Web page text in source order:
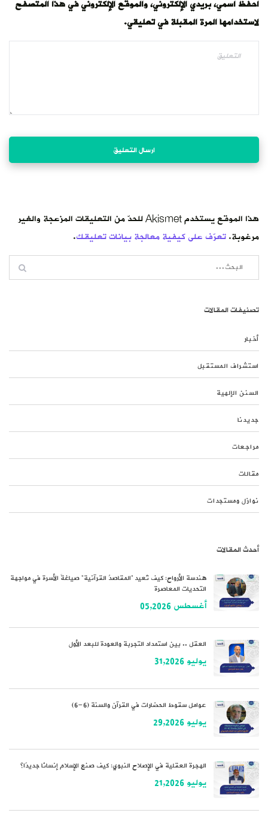
احفظ اسمي، بريدي الإلكتروني، والموقع الإلكتروني في هذا المتصفح
لاستخدامها المرة المقبلة في تعليقي.
هذا الموقع يستخدم Akismet للحدّ من التعليقات المزعجة والغير
مرغوبة.تعرّف على كيفية معالجة بيانات تعليقك.
تصنيفات المقالات
أخبار
استشراف المستقبل
السنن الإلهية
جديدنا
مراجعات
مقالات
نوازل ومستجدات
أحدث المقالات
هندسة الأرواح: كيف تُعيد “المقاصدُ القرآنية” صياغةَ الأسرة في مواجهة
التحديات المعاصرة
أغسطس 05,2026
العقل .. بين استمداد التجربة والعودة للبعد الأول
يوليو 31,2026
عوامل سقوط الحضارات في القرآن والسنة (6-6)
يوليو 29,2026
الهجرة العقلية في الإصلاح النبوي: كيف صنع الإسلام إنسانًا جديدًا؟
يوليو 21,2026